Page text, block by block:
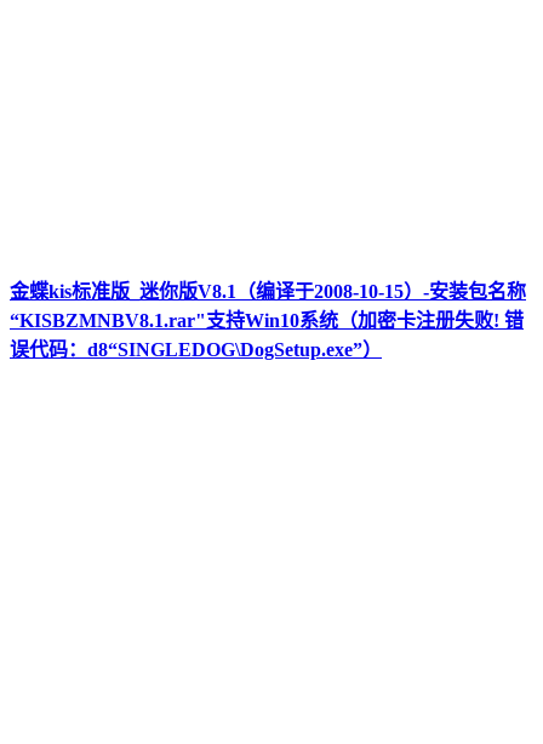
金蝶kis标准版_迷你版V8.1（编译于2008-10-15）-安装包名称
“KISBZMNBV8.1.rar"支持Win10系统（加密卡注册失败! 错
误代码：d8“SINGLEDOG\DogSetup.exe”）